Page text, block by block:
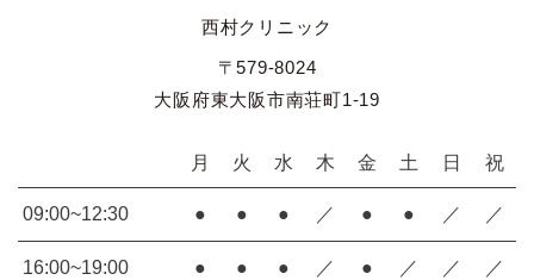
西村クリニック
〒579-8024
大阪府東大阪市南荘町1-19
月 火 水 木 金 土 日 祝
09:00~12:30 ● ● ● ／ ● ● ／ ／
16:00~19:00 ● ● ● ／ ● ／ ／ ／